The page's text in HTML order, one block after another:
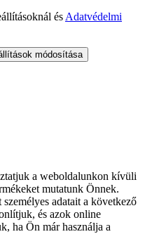
és Adatvédelmi
módosítása
a weboldalunkon kívüli
mutatunk Önnek.
adatait a következő
és azok online
ha Ön már használja a